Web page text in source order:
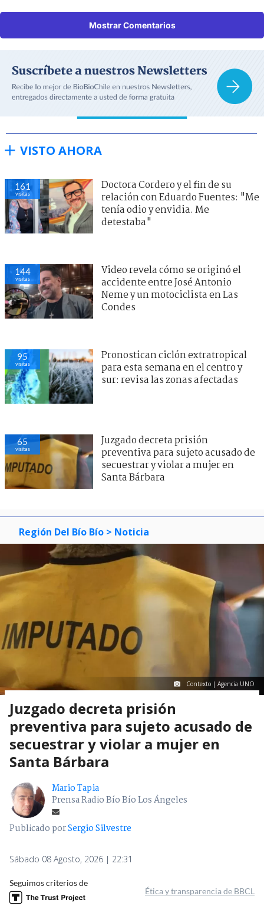
Mostrar Comentarios
VISTO AHORA
161
visitas
Doctora Cordero y el fin de su
relación con Eduardo Fuentes: "Me
tenía odio y envidia. Me
detestaba"
144
visitas
Video revela cómo se originó el
accidente entre José Antonio
Neme y un motociclista en Las
Condes
95
visitas
Pronostican ciclón extratropical
para esta semana en el centro y
sur: revisa las zonas afectadas
65
visitas
Juzgado decreta prisión
preventiva para sujeto acusado de
secuestrar y violar a mujer en
Santa Bárbara
Región Del Bío Bío > Noticia
Contexto | Agencia UNO
Juzgado decreta prisión
preventiva para sujeto acusado de
secuestrar y violar a mujer en
Santa Bárbara
Mario Tapia
Prensa Radio Bío Bío Los Ángeles
Publicado porSergio Silvestre
Sábado 08 Agosto, 2026 | 22:31
Seguimos criterios de
Ética y transparencia de BBCL